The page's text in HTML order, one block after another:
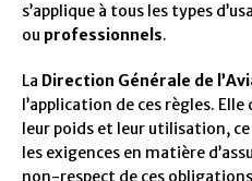
s’applique à tous les types
ou professionnels.
La Direction Générale de
l’application de ces règles.
leur poids et leur utilisation,
les exigences en matière
non-respect de ces